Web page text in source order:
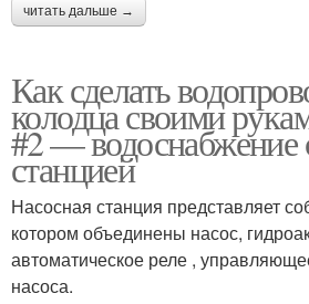
читать дальше →
Как сделать
колодца своими
#2 — водоснабжение
станцией
Насосная станция представляет
котором объединены насос,
автоматическое реле ,
насоса.